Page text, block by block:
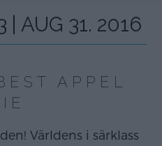
| AUG 31. 2016
APPEL
Världens i särklass